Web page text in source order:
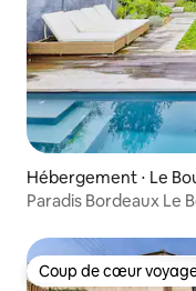
Hébergement ⋅ Le
Paradis Bordeaux Le
Coup de cœur
Coup de cœur